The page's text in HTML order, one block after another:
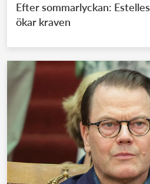
Efter sommarlyckan:
ökar kraven